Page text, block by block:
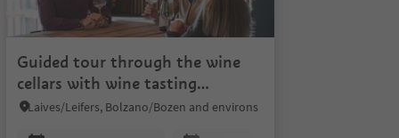
Guided tour through the wine
cellars with wine tasting
(German/Italian)
Laives/Leifers, Bolzano/Bozen and environs